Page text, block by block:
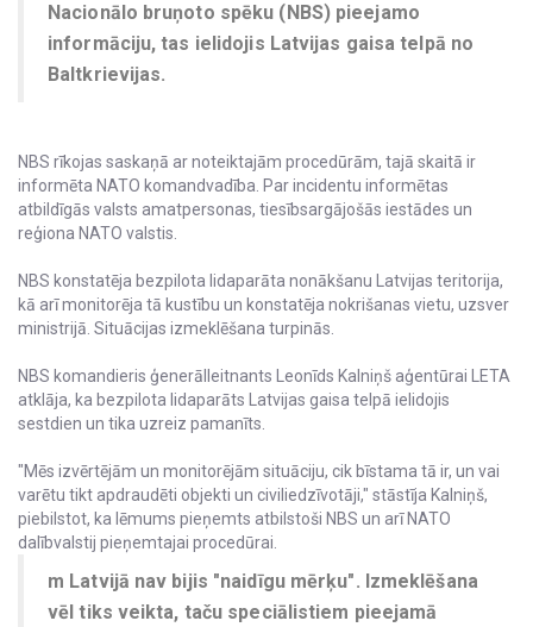
Nacionālo bruņoto spēku (NBS) pieejamo
informāciju, tas ielidojis Latvijas gaisa telpā no
Baltkrievijas.
NBS rīkojas saskaņā ar noteiktajām procedūrām, tajā skaitā ir
informēta NATO komandvadība. Par incidentu informētas
atbildīgās valsts amatpersonas, tiesībsargājošās iestādes un
reģiona NATO valstis.
NBS konstatēja bezpilota lidaparāta nonākšanu Latvijas teritorija,
kā arī monitorēja tā kustību un konstatēja nokrišanas vietu, uzsver
ministrijā. Situācijas izmeklēšana turpinās.
NBS komandieris ģenerālleitnants Leonīds Kalniņš aģentūrai LETA
atklāja, ka bezpilota lidaparāts Latvijas gaisa telpā ielidojis
sestdien un tika uzreiz pamanīts.
"Mēs izvērtējām un monitorējām situāciju, cik bīstama tā ir, un vai
varētu tikt apdraudēti objekti un civiliedzīvotāji," stāstīja Kalniņš,
piebilstot, ka lēmums pieņemts atbilstoši NBS un arī NATO
dalībvalstij pieņemtajai procedūrai.
m Latvijā nav bijis "naidīgu mērķu". Izmeklēšana
vēl tiks veikta, taču speciālistiem pieejamā